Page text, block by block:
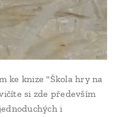
ke knize "Škola hry na
si zde především
i